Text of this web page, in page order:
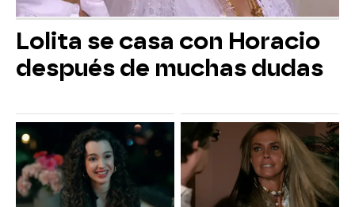
Lolita se casa con Horacio
después de muchas dudas